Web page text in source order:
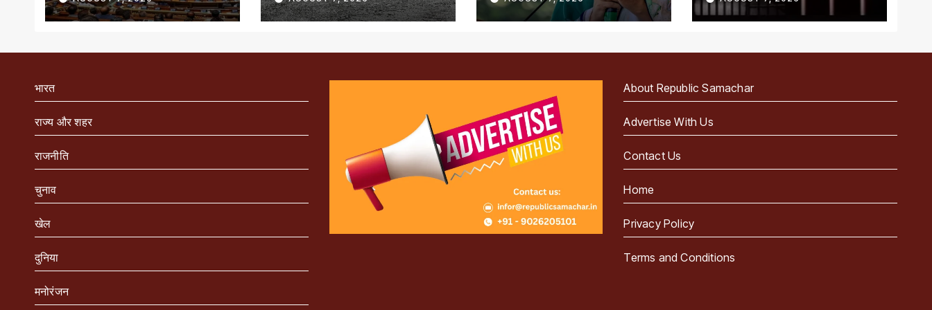
जारी
भारत
राज्य और शहर
राजनीति
चुनाव
खेल
दुनिया
मनोरंजन
About Republic Samachar
Advertise With Us
Contact Us
Home
Privacy Policy
Terms and Conditions